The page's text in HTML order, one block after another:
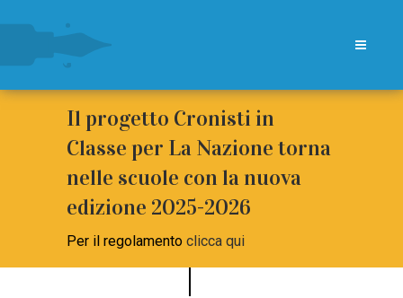
Il progetto Cronisti in
Classe per La Nazione torna
nelle scuole con la nuova
edizione 2025-2026
Per il regolamento clicca qui